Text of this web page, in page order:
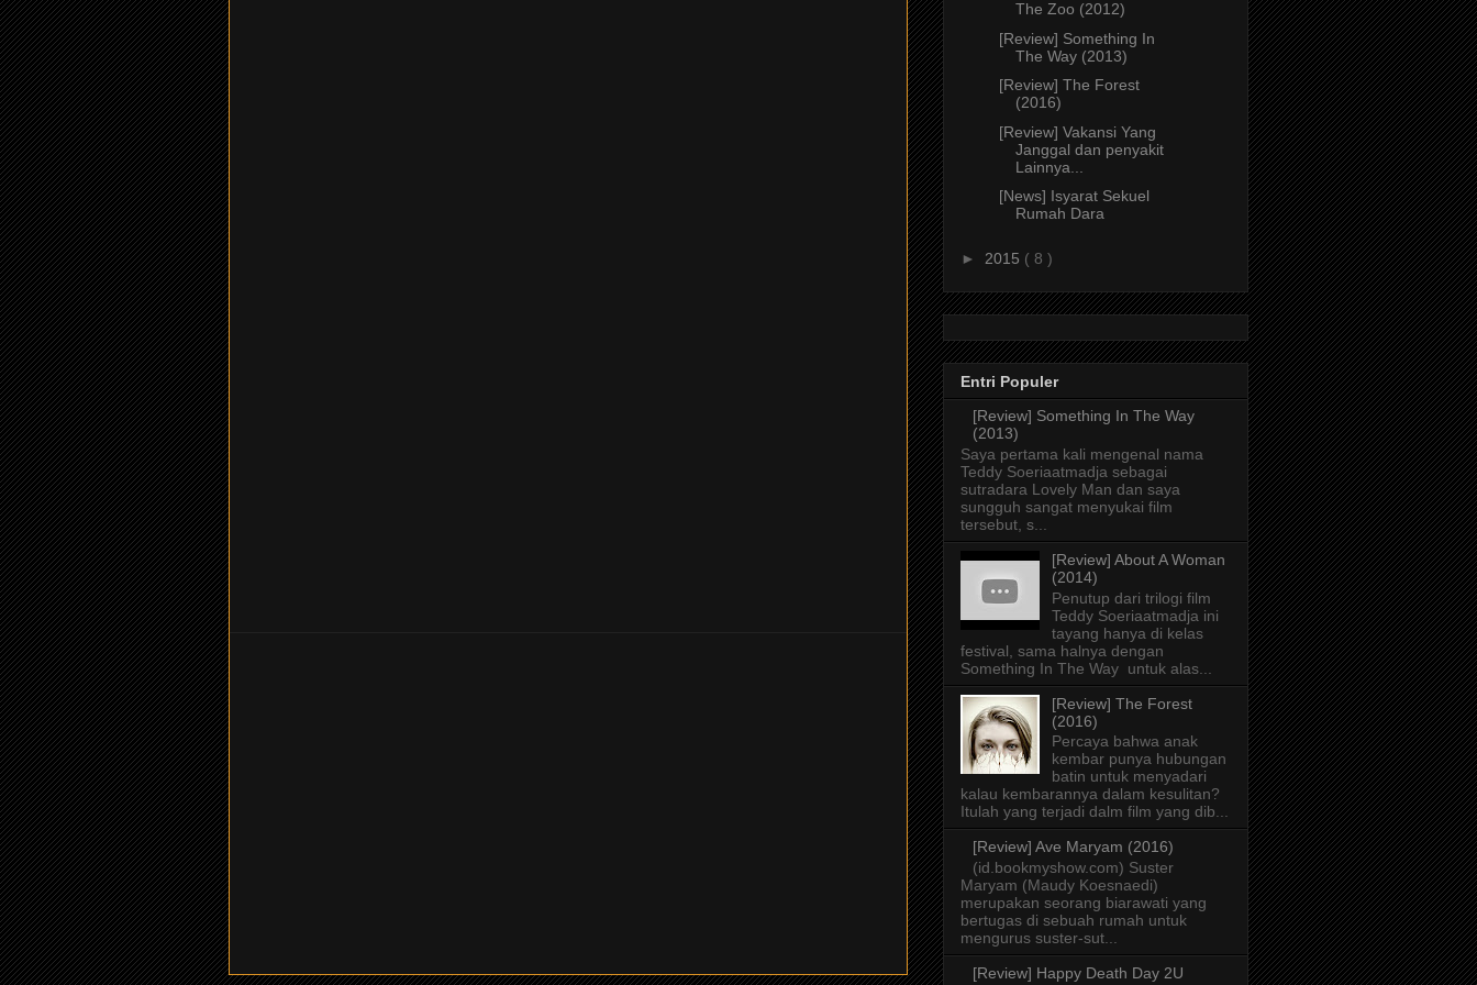
The Zoo (2012)
[Review] Something In
The Way (2013)
[Review] The Forest
(2016)
[Review] Vakansi Yang
Janggal dan penyakit
Lainnya...
[News] Isyarat Sekuel
Rumah Dara
► 2015 ( 8 )
Entri Populer
[Review] Something In The Way
(2013)
Saya pertama kali mengenal nama
Teddy Soeriaatmadja sebagai
sutradara Lovely Man dan saya
sungguh sangat menyukai film
tersebut, s...
[Review] About A Woman
(2014)
Penutup dari trilogi film
Teddy Soeriaatmadja ini
tayang hanya di kelas
festival, sama halnya dengan
Something In The Way untuk alas...
[Review] The Forest
(2016)
Percaya bahwa anak
kembar punya hubungan
batin untuk menyadari
kalau kembarannya dalam kesulitan?
Itulah yang terjadi dalm film yang dib...
[Review] Ave Maryam (2016)
(id.bookmyshow.com) Suster
Maryam (Maudy Koesnaedi)
merupakan seorang biarawati yang
bertugas di sebuah rumah untuk
mengurus suster-sut...
[Review] Happy Death Day 2U